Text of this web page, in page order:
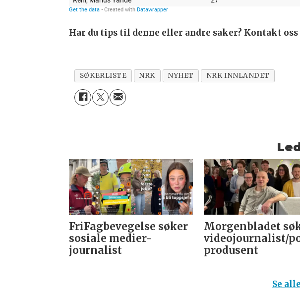
Har du tips til denne eller andre saker? Kontakt
SØKERLISTE NRK NYHET NRK INNLANDET
FriFagbevegelse søker
sosiale medier-
journalist
Morgenbladet
videojournalist/
produsent
Se